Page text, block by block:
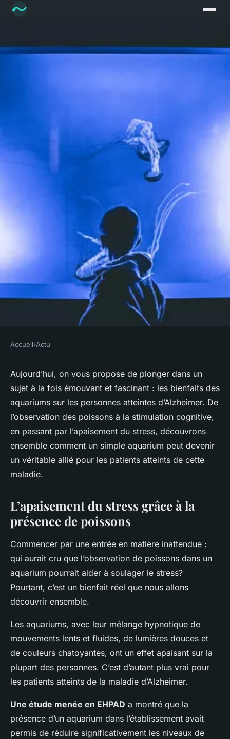
Quels sont les effets
bénéfiques des aquariums sur
les personnes atteintes
d'Alzheimer?
Soline•28 avril 2024•6 min de lecture
Accueil›Actu
Aujourd’hui, on vous propose de plonger dans un
sujet à la fois émouvant et fascinant : les bienfaits des
aquariums sur les personnes atteintes d’Alzheimer. De
l’observation des poissons à la stimulation cognitive,
en passant par l’apaisement du stress, découvrons
ensemble comment un simple aquarium peut devenir
un véritable allié pour les patients atteints de cette
maladie.
L’apaisement du stress grâce à la
présence de poissons
Commencer par une entrée en matière inattendue :
qui aurait cru que l’observation de poissons dans un
aquarium pourrait aider à soulager le stress?
Pourtant, c’est un bienfait réel que nous allons
découvrir ensemble.
Les aquariums, avec leur mélange hypnotique de
mouvements lents et fluides, de lumières douces et
de couleurs chatoyantes, ont un effet apaisant sur la
plupart des personnes. C’est d’autant plus vrai pour
les patients atteints de la maladie d’Alzheimer.
Une étude menée en EHPAD a montré que la
présence d’un aquarium dans l’établissement avait
permis de réduire significativement les niveaux de